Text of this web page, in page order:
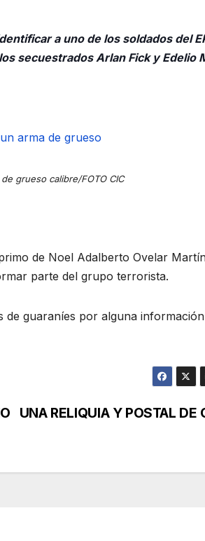
a uno de los soldados del
secuestrados Arlan Fick y Edelio
grueso calibre/FOTO CIC
de Noel Adalberto Ovelar
parte del grupo terrorista.
guaraníes por alguna
UNA RELIQUIA Y POSTAL DE